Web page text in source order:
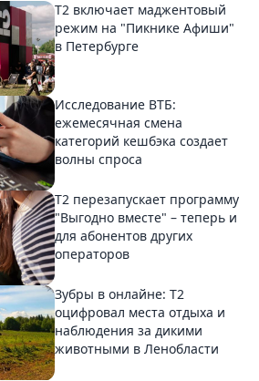
Т2 включает маджентовый
режим на "Пикнике Афиши"
в Петербурге
Исследование ВТБ:
ежемесячная смена
категорий кешбэка создает
волны спроса
Т2 перезапускает программу
"Выгодно вместе" – теперь и
для абонентов других
операторов
Зубры в онлайне: Т2
оцифровал места отдыха и
наблюдения за дикими
животными в Ленобласти